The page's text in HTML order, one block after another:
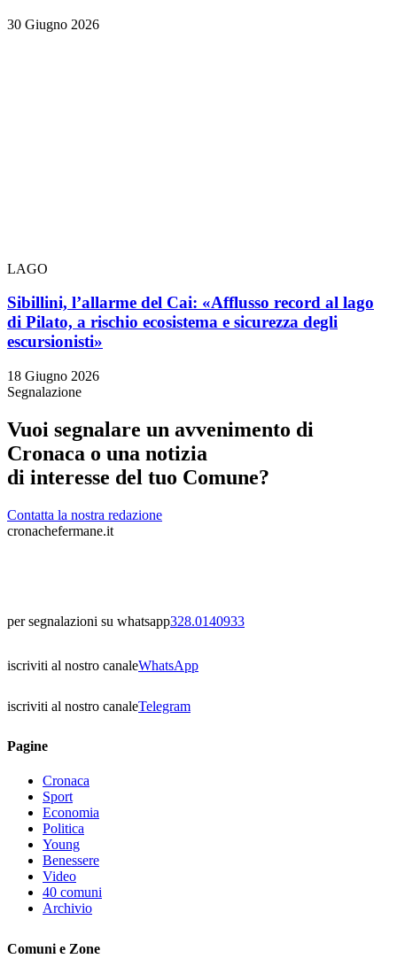
30 Giugno 2026
LAGO
Sibillini, l’allarme del Cai: «Afflusso record al lago
di Pilato, a rischio ecosistema e sicurezza degli
escursionisti»
18 Giugno 2026
Segnalazione
Vuoi segnalare un avvenimento di
Cronaca o una notizia
di interesse del tuo Comune?
Contatta la nostra redazione
cronachefermane.it
per segnalazioni su whatsapp328.0140933
iscriviti al nostro canaleWhatsApp
iscriviti al nostro canaleTelegram
Pagine
Cronaca
Sport
Economia
Politica
Young
Benessere
Video
40 comuni
Archivio
Comuni e Zone